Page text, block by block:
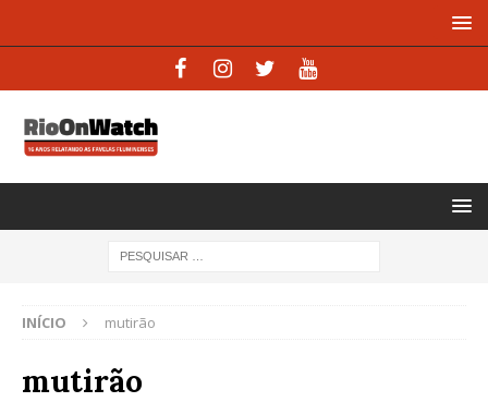
INÍCIO mutirão
mutirão